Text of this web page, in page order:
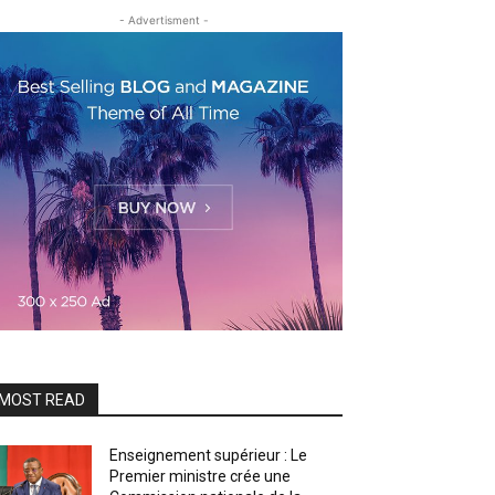
- Advertisment -
READ
Enseignement supérieur : Le
Premier ministre crée une